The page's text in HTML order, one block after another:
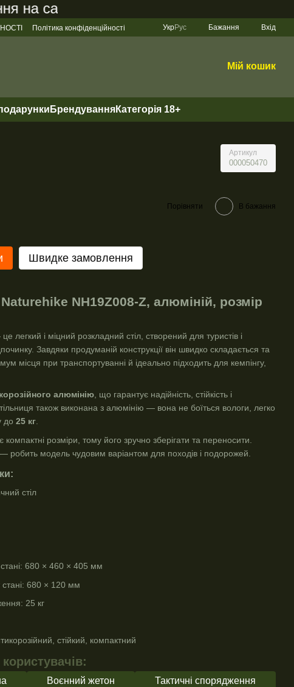
сайті становить 200 грн
Політика конфіденційності
УкрРус Бажання Вхід
Мій кошик
БрендуванняКатегорія 18+
Артикул
000050470
Порівняти В бажання
Швидке замовлення
NH19Z008-Z, алюміній, розмір
легкий і міцний розкладний стіл, створений для туристів і
Завдяки продуманій конструкції він швидко складається та
місця при транспортуванні й ідеально підходить для кемпінгу,
алюмінію, що гарантує надійність, стійкість і
також виконана з алюмінію — вона не боїться вологи, легко
до 25 кг.
компактні розміри, тому його зручно зберігати та переносити.
— робить модель чудовим варіантом для походів і подорожей.
стіл
680 × 460 × 405 мм
680 × 120 мм
25 кг
стійкий, компактний
Воєнний жетон
Тактичні спорядження